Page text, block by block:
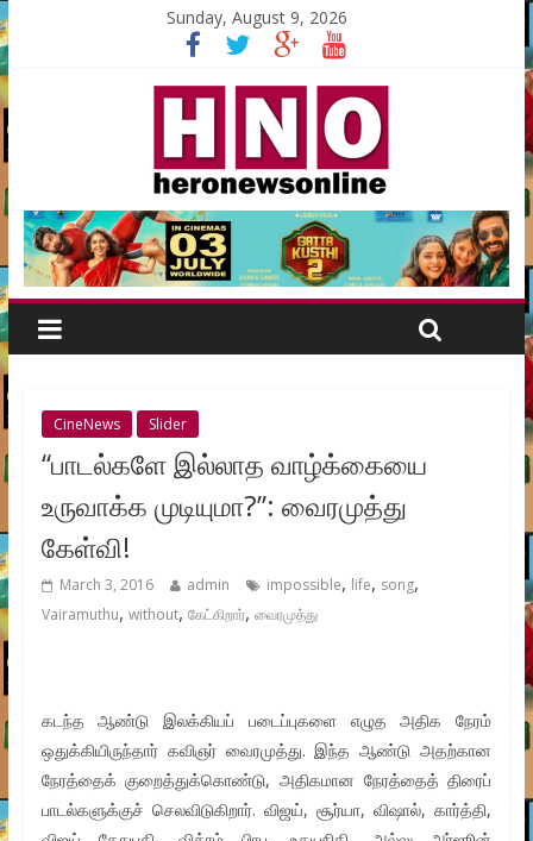
Sunday, August 9, 2026
CineNews Slider
“பாடல்களே இல்லாத வாழ்க்கையை
உருவாக்க முடியுமா?”: வைரமுத்து
கேள்வி!
March 3, 2016 admin impossible, life, song,
Vairamuthu, without, கேட்கிறார், வைரமுத்து
கடந்த ஆண்டு இலக்கியப் படைப்புகளை எழுத அதிக நேரம்
ஒதுக்கியிருந்தார் கவிஞர் வைரமுத்து. இந்த ஆண்டு அதற்கான
நேரத்தைக் குறைத்துக்கொண்டு, அதிகமான நேரத்தைத் திரைப்
பாடல்களுக்குச் செலவிடுகிறார். விஜய், சூர்யா, விஷால், கார்த்தி,